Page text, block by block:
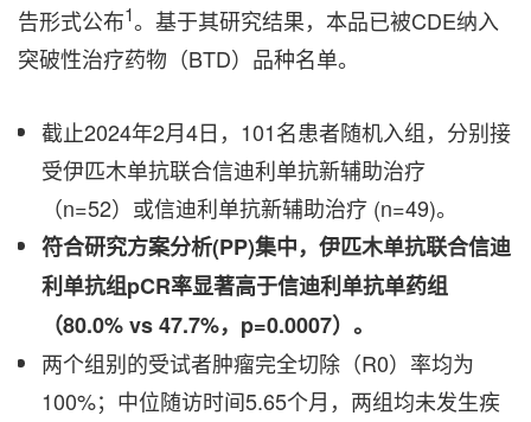
告形式公布1。基于其研究结果，本品已被CDE纳入
突破性治疗药物（BTD）品种名单。
截止2024年2月4日，101名患者随机入组，分别接
受伊匹木单抗联合信迪利单抗新辅助治疗
（n=52）或信迪利单抗新辅助治疗 (n=49)。
符合研究方案分析(PP)集中，伊匹木单抗联合信迪
利单抗组pCR率显著高于信迪利单抗单药组
（80.0% vs 47.7%，p=0.0007）。
两个组别的受试者肿瘤完全切除（R0）率均为
100%；中位随访时间5.65个月，两组均未发生疾